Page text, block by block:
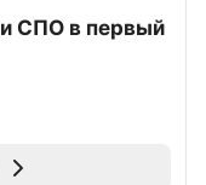
СПО в первый